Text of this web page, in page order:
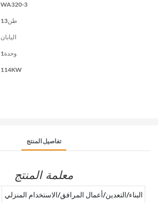
WA320-3
طن13
اليابان
وحدة1
114KW
تفاصيل المنتج
معلمة المنتج
البناء/التعدين/أعمال المرافق/الاستخدام المنزلي